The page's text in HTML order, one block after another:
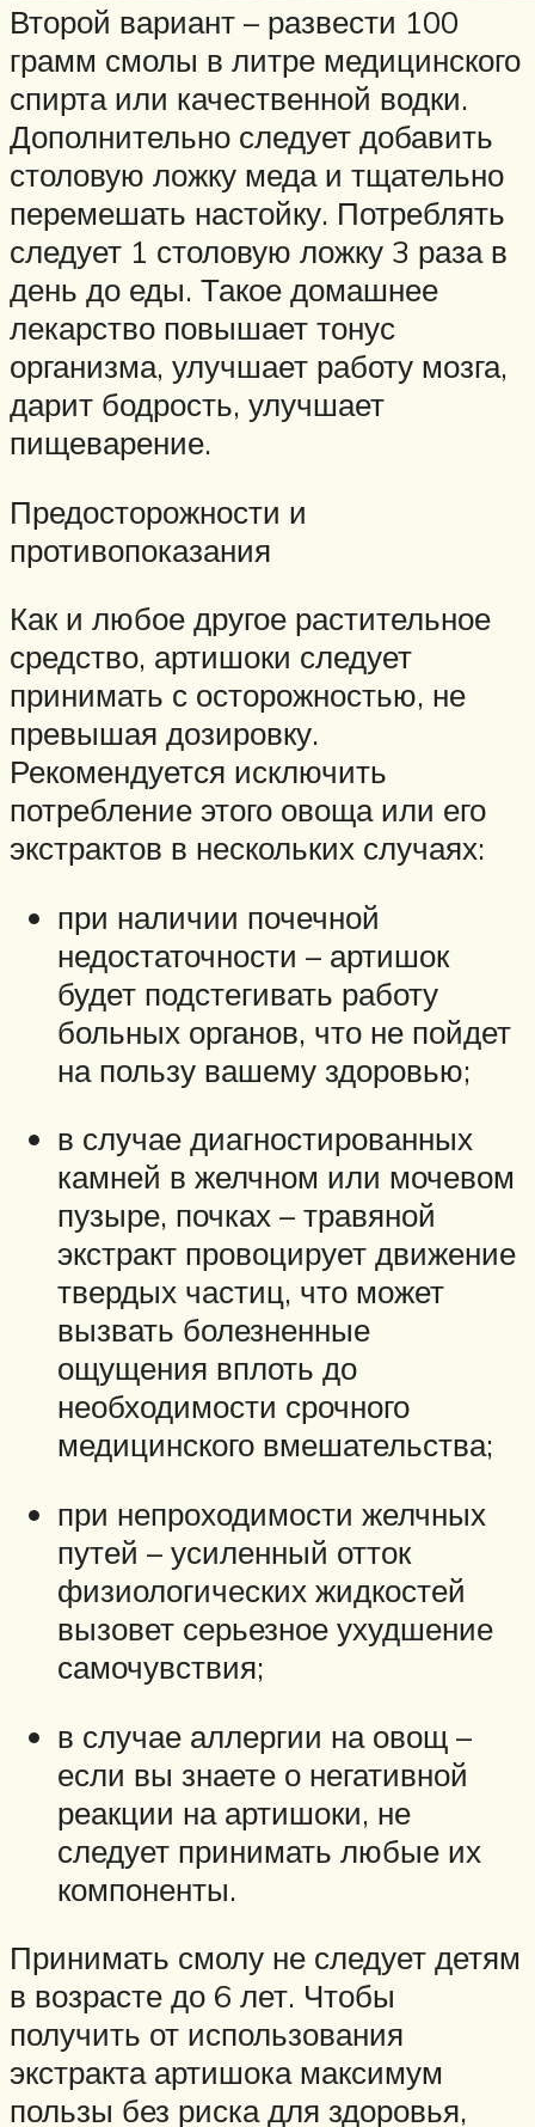
Второй вариант – развести 100
грамм смолы в литре медицинского
спирта или качественной водки.
Дополнительно следует добавить
столовую ложку меда и тщательно
перемешать настойку. Потреблять
следует 1 столовую ложку 3 раза в
день до еды. Такое домашнее
лекарство повышает тонус
организма, улучшает работу мозга,
дарит бодрость, улучшает
пищеварение.
Предосторожности и
противопоказания
Как и любое другое растительное
средство, артишоки следует
принимать с осторожностью, не
превышая дозировку.
Рекомендуется исключить
потребление этого овоща или его
экстрактов в нескольких случаях:
при наличии почечной
недостаточности – артишок
будет подстегивать работу
больных органов, что не пойдет
на пользу вашему здоровью;
в случае диагностированных
камней в желчном или мочевом
пузыре, почках – травяной
экстракт провоцирует движение
твердых частиц, что может
вызвать болезненные
ощущения вплоть до
необходимости срочного
медицинского вмешательства;
при непроходимости желчных
путей – усиленный отток
физиологических жидкостей
вызовет серьезное ухудшение
самочувствия;
в случае аллергии на овощ –
если вы знаете о негативной
реакции на артишоки, не
следует принимать любые их
компоненты.
Принимать смолу не следует детям
в возрасте до 6 лет. Чтобы
получить от использования
экстракта артишока максимум
пользы без риска для здоровья,